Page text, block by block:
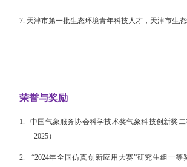
7. 天津市第一批生态环境青年科技人才，天津市生
荣誉与奖励
1.中国气象服务协会科学技术奖气象科技创新奖二
2025）
2. “2024年全国仿真创新应用大赛”研究生组一